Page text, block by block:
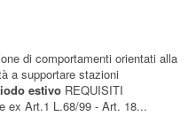
di comportamenti orientati alla
a supportare stazioni
estivo REQUISITI
ex Art.1 L.68/99 - Art. 18...